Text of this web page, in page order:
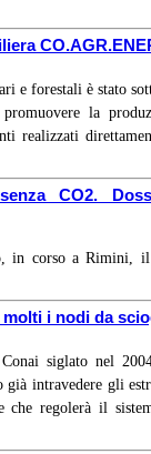
e forestali è stato
la
realizzati
CO2.
in corso a Rimini, il
i nodi da
siglato nel
intravedere gli
che regolerà il